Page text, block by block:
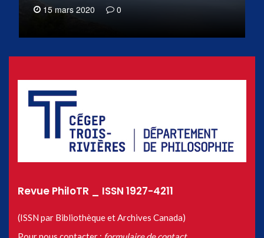
15 mars 2020 0
Revue PhiloTR _ ISSN 1927-4211
(ISSN par Bibliothèque et Archives Canada)